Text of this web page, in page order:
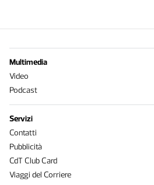
Multimedia
Video
Podcast
Servizi
Contatti
Pubblicità
CdT Club Card
Viaggi del Corriere